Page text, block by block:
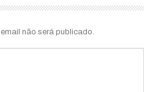
não será publicado.